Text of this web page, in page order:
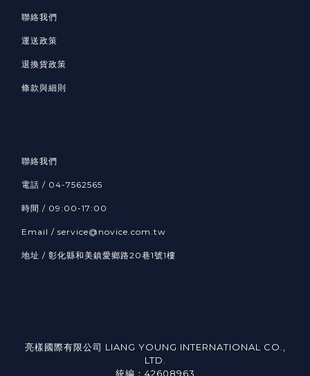
聯絡我們
運送政策
退換貨政策
條款與細則
聯絡我們
電話 / 04-7562565
時間 / 09:00-17:00
Email / service@novice.com.tw
地址 / 彰化縣和美鎮愛鄉路20巷1號1樓
亮樣國際有限公司 LIANG YOUNG INTERNATIONAL CO.,
LTD.
統編：42608963